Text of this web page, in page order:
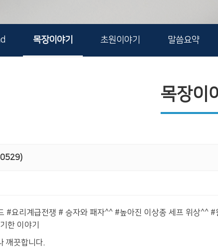
목장이야기 초원이야기 말씀요약
목장이
#요리계급전쟁 # 승자와 패자^^ #높아진 이상종 세프 위상^^
한 이야기
깨끗합니다.